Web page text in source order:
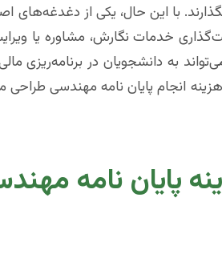
با این حال، یکی از دغدغه‌های
خدمات نگارش، مشاوره یا
به دانشجویان در برنامه‌ریزی
انجام پایان نامه مهندسی
پایان نامه